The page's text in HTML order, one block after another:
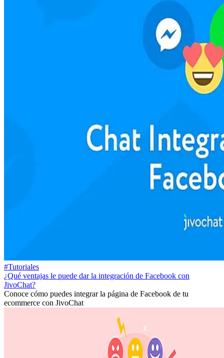
#Tutoriales
¿Qué ventajas le puede dar la integración de Facebook con
JivoChat?
Conoce cómo puedes integrar la página de Facebook de tu
ecommerce con JivoChat